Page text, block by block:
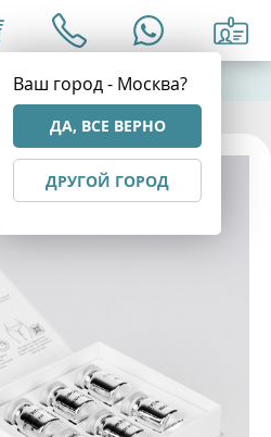
Ваш город - Москва?
ДА, ВСЕ ВЕРНО
ДРУГОЙ ГОРОД